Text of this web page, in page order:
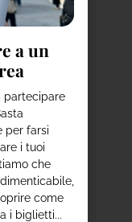
a un
partecipare
per farsi
i tuoi
che
come
i biglietti...